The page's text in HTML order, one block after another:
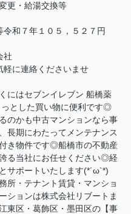
更・給湯交換等
和７年１０５，５２７円
社
軽に連絡くださいませ
にはセブンイレブン 船橋薬
とした買い物に便利です◎
のかも中古マンションなら事
長期にわたってメンテナンス
き物件です◎船橋市の不動産
る当社にお任せください◎経
サポートいたします(*´ω`*)
・テナント賃貸・マンショ
ションは株式会社リブートま
東区・葛飾区・墨田区の【事